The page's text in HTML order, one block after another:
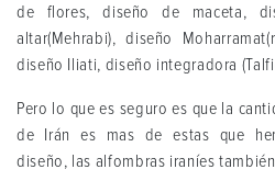
de flores, diseño de maceta,
altar(Mehrabi), diseño
diseño Iliati, diseño integradora
Pero lo que es seguro es que la
de Irán es mas de estas que
diseño, las alfombras iraníes